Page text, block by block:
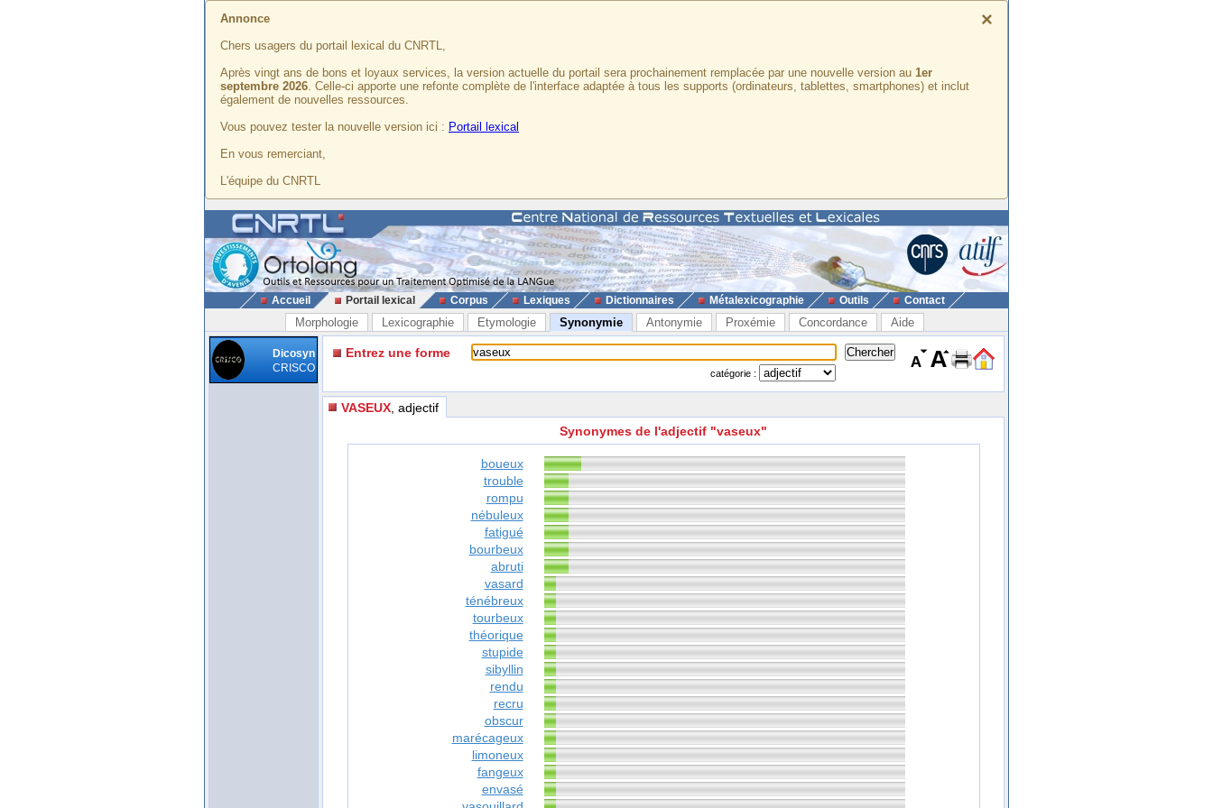
×
Annonce
Chers usagers du portail lexical du CNRTL,
Après vingt ans de bons et loyaux services, la version actuelle du portail sera prochainement remplacée par une nouvelle version au 1er
septembre 2026. Celle-ci apporte une refonte complète de l'interface adaptée à tous les supports (ordinateurs, tablettes, smartphones) et inclut
également de nouvelles ressources.
Vous pouvez tester la nouvelle version ici : Portail lexical
En vous remerciant,
L'équipe du CNRTL
Accueil Portail lexical Corpus Lexiques Dictionnaires Métalexicographie Outils Contact
Morphologie Lexicographie Etymologie Synonymie Antonymie Proxémie Concordance Aide
Dicosyn
CRISCO
Entrez une forme
catégorie :
VASEUX , adjectif
Synonymes de l'adjectif "vaseux"
boueux
trouble
rompu
nébuleux
fatigué
bourbeux
abruti
vasard
ténébreux
tourbeux
théorique
stupide
sibyllin
rendu
recru
obscur
marécageux
limoneux
fangeux
envasé